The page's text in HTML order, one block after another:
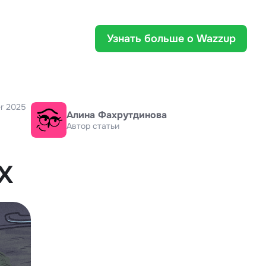
Узнать больше о Wazzup
2025
Алина Фахрутдинова
Автор статьи